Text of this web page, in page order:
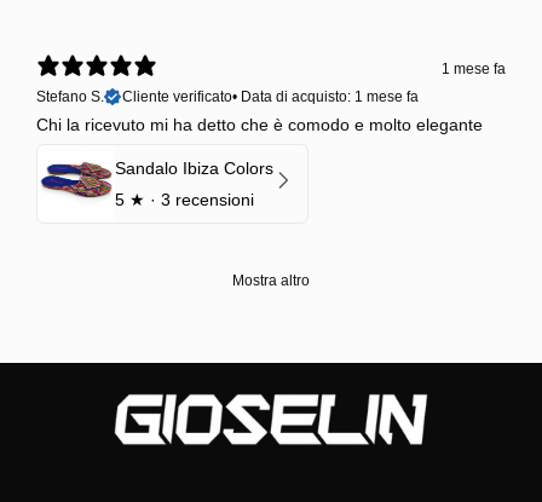
1 mese fa
Stefano S.
Cliente verificato• Data di acquisto: 1 mese fa
Chi la ricevuto mi ha detto che è comodo e molto elegante
Sandalo Ibiza Colors
5 ★ · 3 recensioni
Mostra altro